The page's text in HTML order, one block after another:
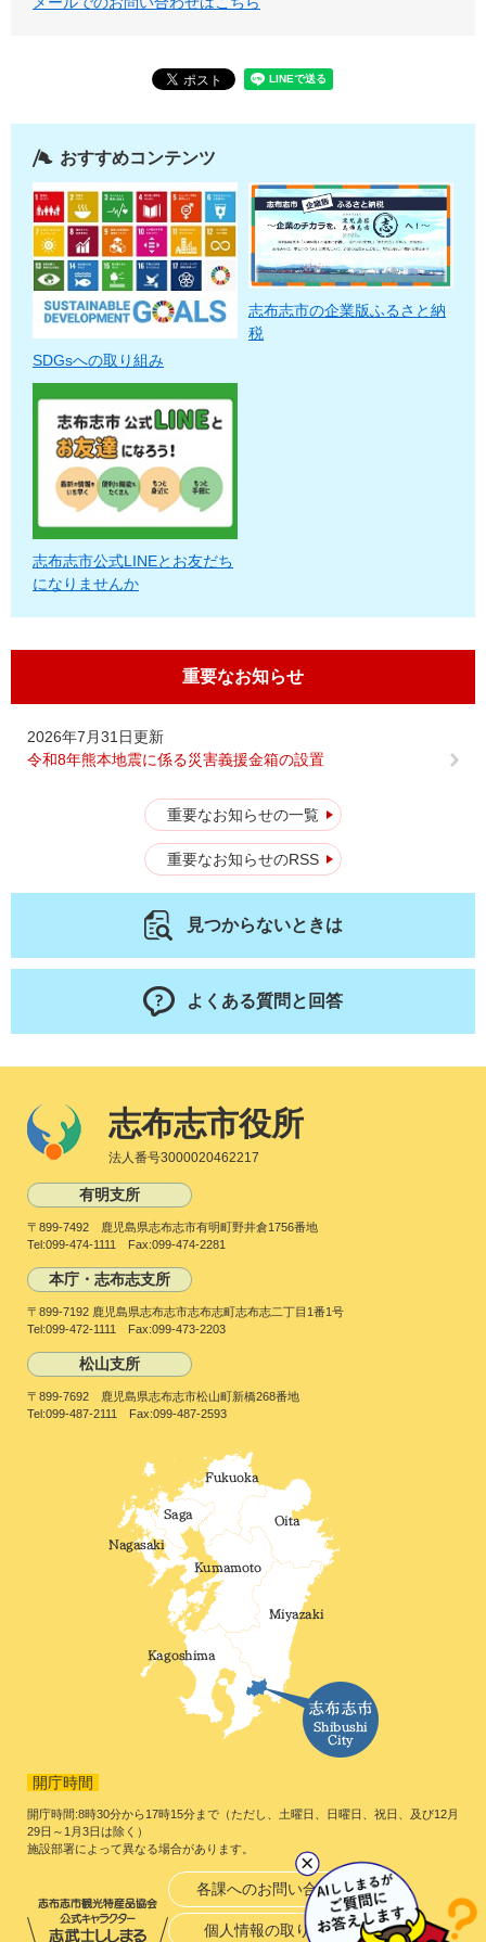
おすすめコンテンツ
SDGsへの取り組み
志布志市の企業版ふるさと納
税
志布志市公式LINEとお友だち
になりませんか
重要なお知らせ
2026年7月31日更新
令和8年熊本地震に係る災害義援金箱の設置
重要なお知らせの一覧
重要なお知らせのRSS
見つからないときは
よくある質問と回答
志布志市役所
法人番号3000020462217
有明支所
〒899-7492 鹿児島県志布志市有明町野井倉1756番地
Tel:099-474-1111 Fax:099-474-2281
本庁・志布志支所
〒899-7192 鹿児島県志布志市志布志町志布志二丁目1番1号
Tel:099-472-1111 Fax:099-473-2203
松山支所
〒899-7692 鹿児島県志布志市松山町新橋268番地
Tel:099-487-2111 Fax:099-487-2593
開庁時間
開庁時間:8時30分から17時15分まで（ただし、土曜日、日曜日、祝日、及び12月
29日～1月3日は除く）
施設部署によって異なる場合があります。
各課へのお問い合わせ
個人情報の取り扱い